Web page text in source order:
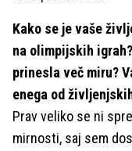
Kako se je vaše
na olimpijskih
prinesla več miru?
enega od
Prav veliko se ni
mirnosti, saj sem